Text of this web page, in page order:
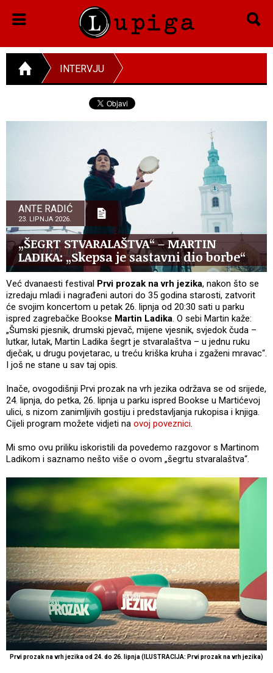
INTERVJU
ANTE RADIĆ
23. LIPNJA 2026.
„ŠEGRT STVARALAŠTVA“ – MARTIN
LADIKA: „Skepsa je sastavni dio borbe“
Već dvanaesti festival Prvi prozak na vrh jezika, nakon što se
izredaju mladi i nagrađeni autori do 35 godina starosti, zatvorit
će svojim koncertom u petak 26. lipnja od 20:30 sati u parku
ispred zagrebačke Bookse Martin Ladika. O sebi Martin kaže:
„Šumski pjesnik, drumski pjevač, mijene vjesnik, svjedok čuda –
lutkar, lutak, Martin Ladika šegrt je stvaralaštva – u jednu ruku
dječak, u drugu povjetarac, u treću kriška kruha i zgaženi mravac“.
I još ne stane u sav taj opis.
Inače, ovogodišnji Prvi prozak na vrh jezika održava se od srijede,
24. lipnja, do petka, 26. lipnja u parku ispred Bookse u Martićevoj
ulici, s nizom zanimljivih gostiju i predstavljanja rukopisa i knjiga.
Cijeli program možete vidjeti na ovoj poveznici.
Mi smo ovu priliku iskoristili da povedemo razgovor s Martinom
Ladikom i saznamo nešto više o ovom „šegrtu stvaralaštva“.
Prvi prozak na vrh jezika od 24. do 26. lipnja (ILUSTRACIJA: Prvi prozak na vrh jezika)